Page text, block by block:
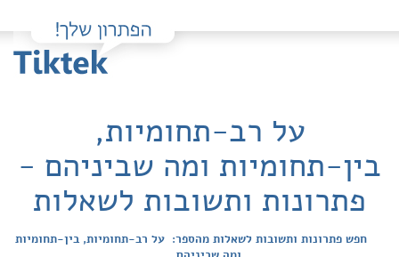
על רב-תחומיות,
בין-תחומיות ומה שביניהם -
פתרונות ותשובות לשאלות
חפש פתרונות ותשובות לשאלות מהספר: על רב-תחומיות, בין-תחומיות